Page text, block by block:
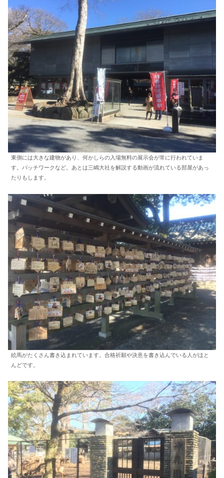
東側には大きな建物があり、何かしらの入場無料の展示会が常に行われていま
す。パッチワークなど。あとは三嶋大社を解説する動画が流れている部屋があっ
たりもします。
絵馬がたくさん書き込まれています。合格祈願や決意を書き込んでいる人がほと
んどです。